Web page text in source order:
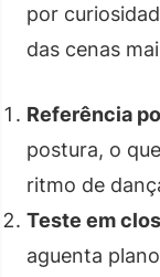
por
das cenas
Referência
postura, o
ritmo de
Teste em
aguenta